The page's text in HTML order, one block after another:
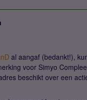
al aangaf (bedankt!),
voor Simyo
beschikt over een